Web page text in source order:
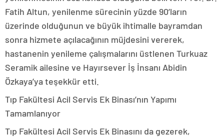
Fatih Altun, yenilenme sürecinin yüzde 90’ların
üzerinde olduğunun ve büyük ihtimalle bayramdan
sonra hizmete açılacağının müjdesini vererek,
hastanenin yenileme çalışmalarını üstlenen Turkuaz
Seramik ailesine ve Hayırsever İş İnsanı Abidin
Özkaya’ya teşekkür etti.
Tıp Fakültesi Acil Servis Ek Binası’nın Yapımı
Tamamlanıyor
Tıp Fakültesi Acil Servis Ek Binasını da gezerek,